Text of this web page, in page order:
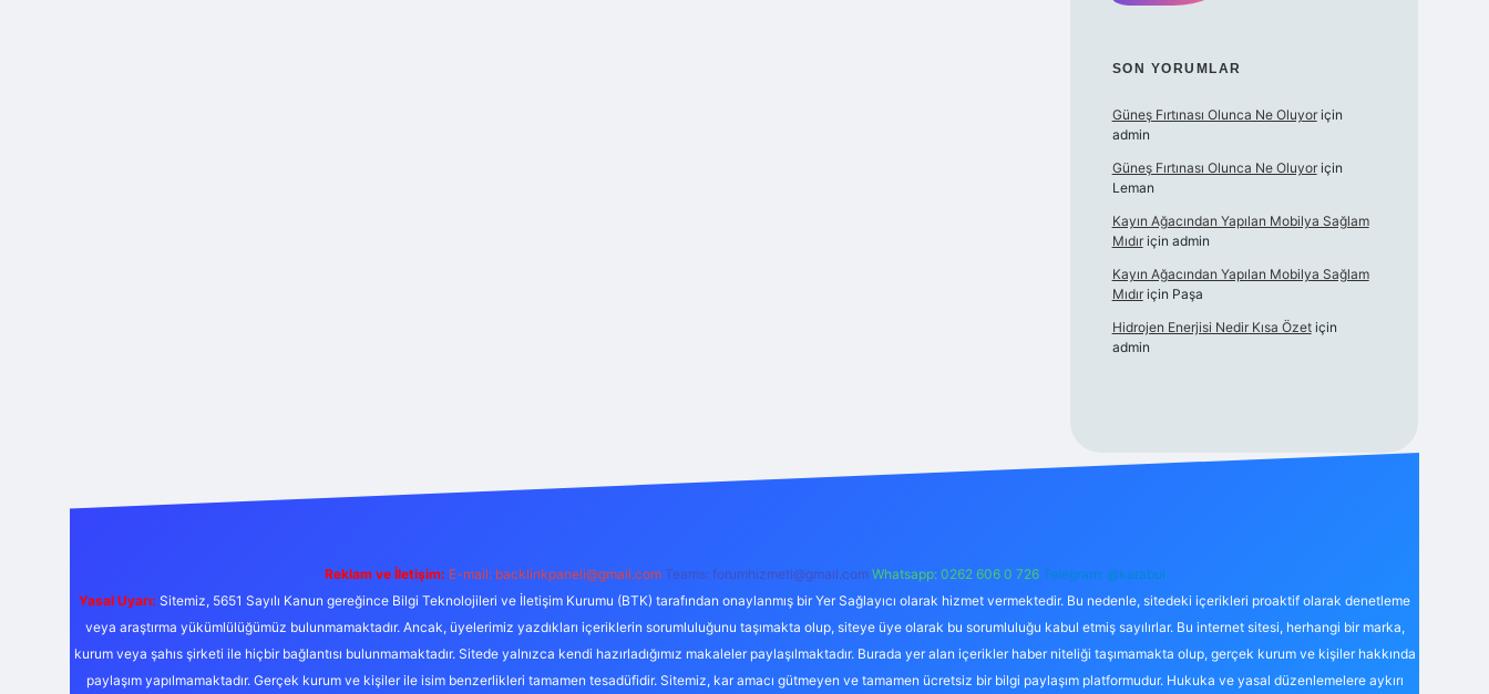
SON YORUMLAR
Güneş Fırtınası Olunca Ne Oluyoriçin
admin
Güneş Fırtınası Olunca Ne Oluyoriçin
Leman
Kayın Ağacından Yapılan Mobilya Sağlam
Mıdıriçin admin
Kayın Ağacından Yapılan Mobilya Sağlam
Mıdıriçin Paşa
Hidrojen Enerjisi Nedir Kısa Özetiçin
admin
Reklam ve İletişim: E-mail: backlinkpaneli@gmail.com Teams: forumhizmeti@gmail.com Whatsapp: 0262 606 0 726 Telegram: @karabul
Yasal Uyarı: Sitemiz, 5651 Sayılı Kanun gereğince Bilgi Teknolojileri ve İletişim Kurumu (BTK) tarafından onaylanmış bir Yer Sağlayıcı olarak hizmet vermektedir. Bu nedenle, sitedeki içerikleri proaktif olarak denetleme
veya araştırma yükümlülüğümüz bulunmamaktadır. Ancak, üyelerimiz yazdıkları içeriklerin sorumluluğunu taşımakta olup, siteye üye olarak bu sorumluluğu kabul etmiş sayılırlar. Bu internet sitesi, herhangi bir marka,
kurum veya şahıs şirketi ile hiçbir bağlantısı bulunmamaktadır. Sitede yalnızca kendi hazırladığımız makaleler paylaşılmaktadır. Burada yer alan içerikler haber niteliği taşımamakta olup, gerçek kurum ve kişiler hakkında
paylaşım yapılmamaktadır. Gerçek kurum ve kişiler ile isim benzerlikleri tamamen tesadüfidir. Sitemiz, kar amacı gütmeyen ve tamamen ücretsiz bir bilgi paylaşım platformudur. Hukuka ve yasal düzenlemelere aykırı